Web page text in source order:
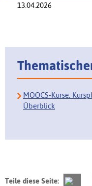
13.04.2026
MOOCS-Kurse:
Überblick
Teile diese Seite: